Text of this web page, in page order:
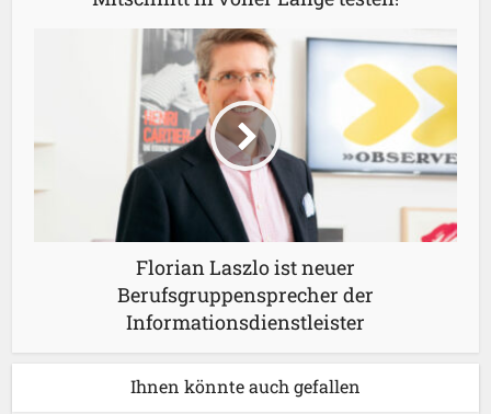
Florian Laszlo ist neuer
Berufsgruppensprecher der
Informationsdienstleister
Ihnen könnte auch gefallen